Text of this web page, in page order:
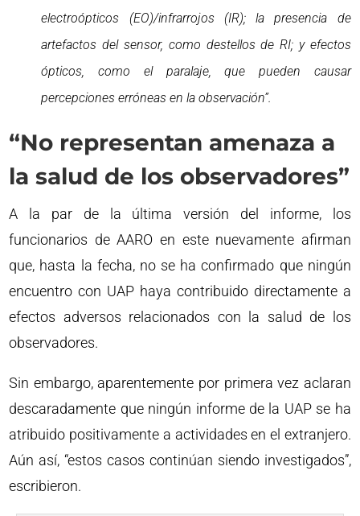
electroópticos (EO)/infrarrojos (IR); la presencia de
artefactos del sensor, como destellos de RI; y efectos
ópticos, como el paralaje, que pueden causar
percepciones erróneas en la observación”.
“No representan amenaza a
la salud de los observadores”
A la par de la última versión del informe, los
funcionarios de AARO en este nuevamente afirman
que, hasta la fecha, no se ha confirmado que ningún
encuentro con UAP haya contribuido directamente a
efectos adversos relacionados con la salud de los
observadores.
Sin embargo, aparentemente por primera vez aclaran
descaradamente que ningún informe de la UAP se ha
atribuido positivamente a actividades en el extranjero.
Aún así, “estos casos continúan siendo investigados”,
escribieron.